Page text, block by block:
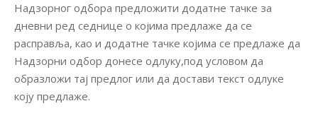
Надзорног одбора предложити додатне тачке за
дневни ред седнице о којима предлаже да се
расправља, као и додатне тачке којима се предлаже да
Надзорни одбор донесе одлуку,под условом да
образложи тај предлог или да достави текст одлуке
коју предлаже.